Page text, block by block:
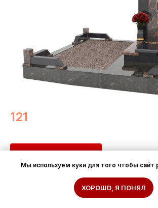
121
Мы используем куки для того чтобы сайт
ХОРОШО, Я ПОНЯЛ